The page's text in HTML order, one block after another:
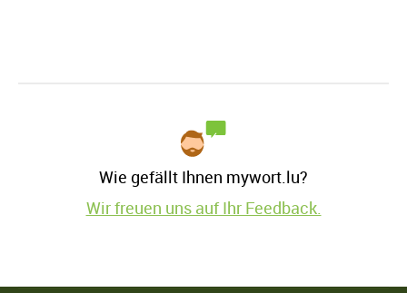
Wie gefällt Ihnen mywort.lu?
Wir freuen uns auf Ihr Feedback.